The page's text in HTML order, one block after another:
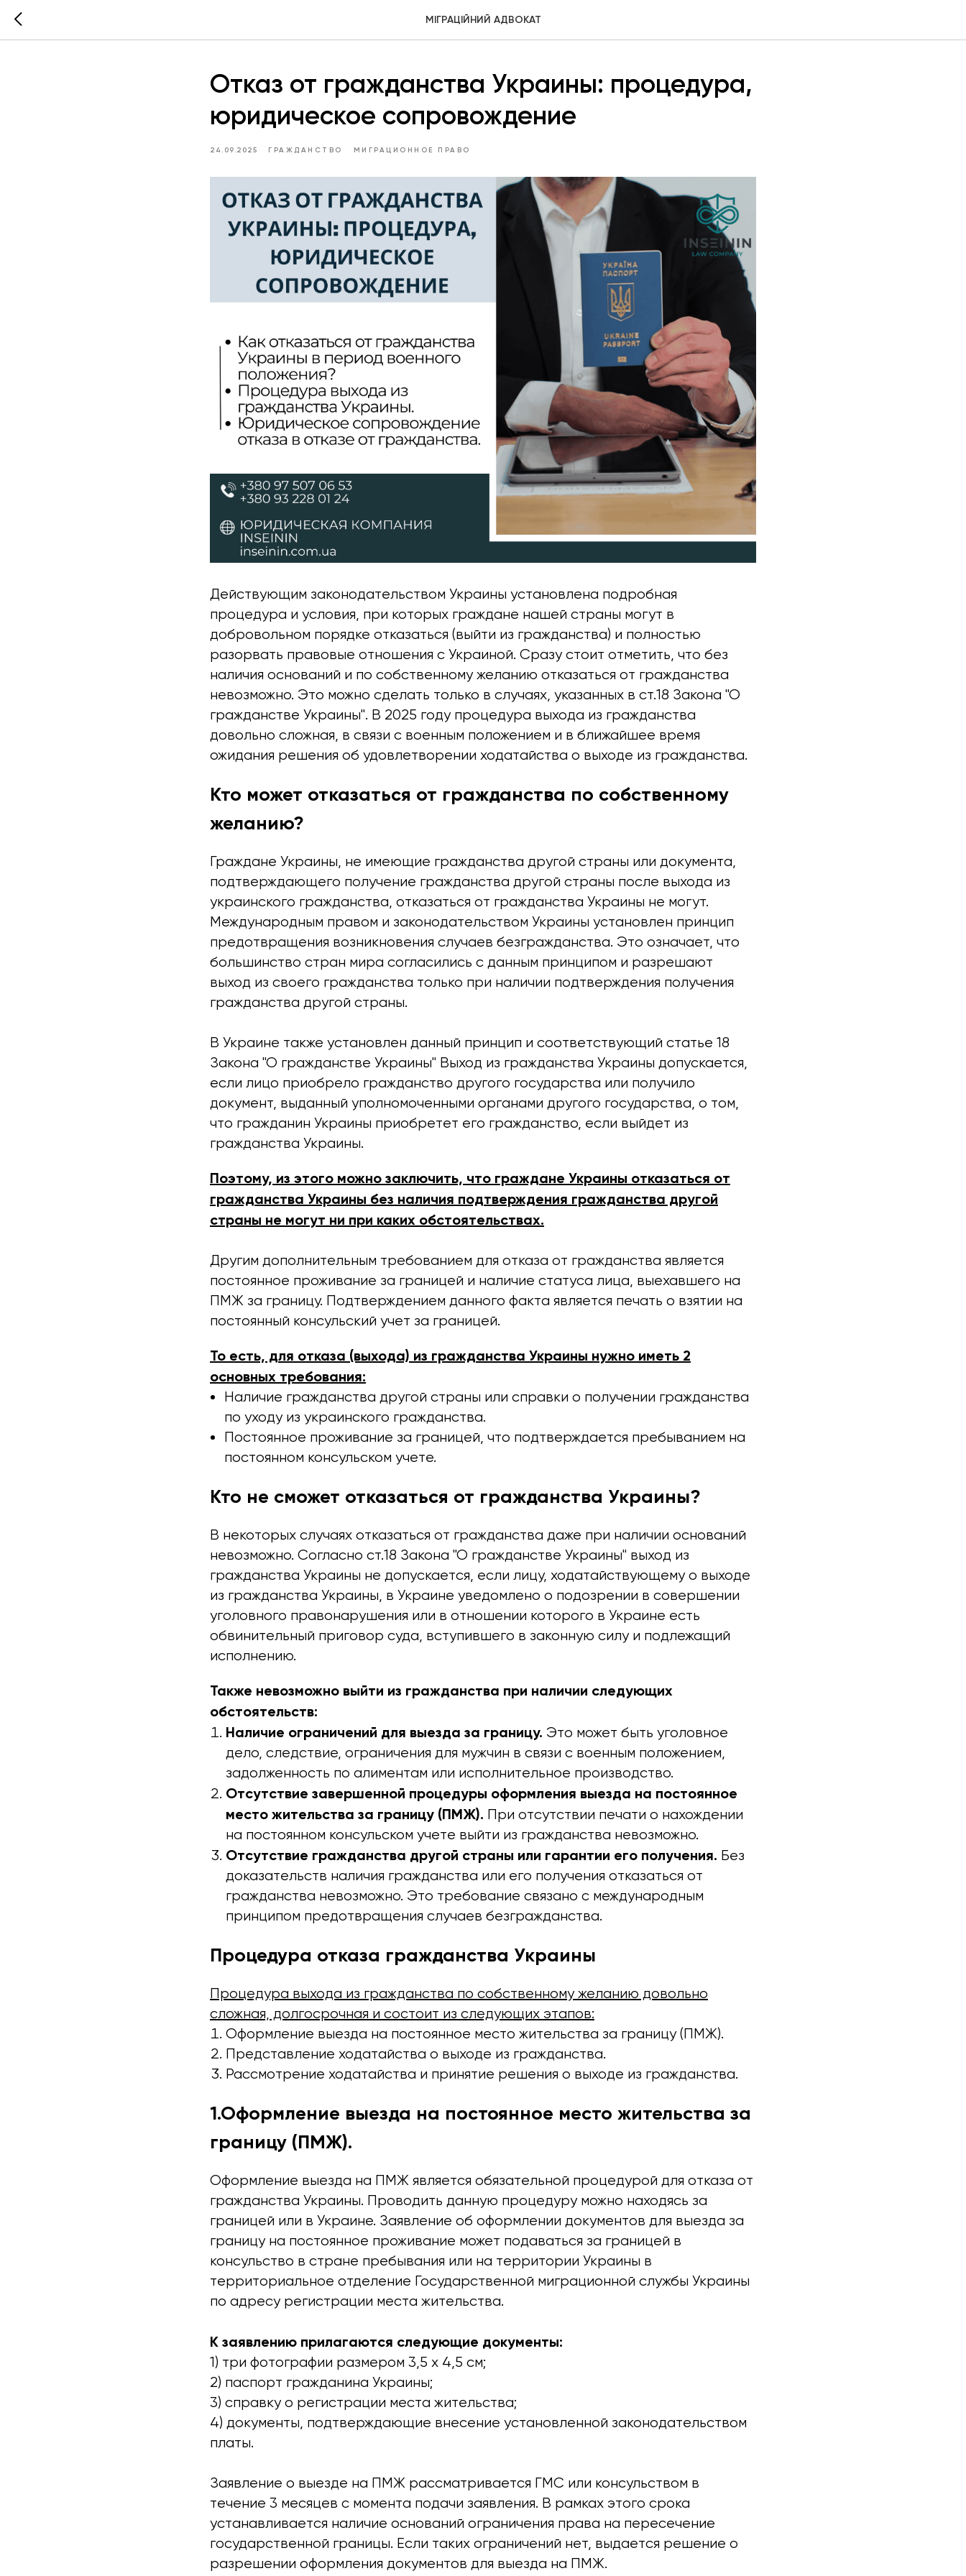
МІГРАЦІЙНИЙ АДВОКАТ
Отказ от гражданства Украины: процедура,
юридическое сопровождение
24.09.2025 ГРАЖДАНСТВО МИГРАЦИОННОЕ ПРАВО
Действующим законодательством Украины установлена ​​подробная
процедура и условия, при которых граждане нашей страны могут в
добровольном порядке отказаться (выйти из гражданства) и полностью
разорвать правовые отношения с Украиной. Сразу стоит отметить, что без
наличия оснований и по собственному желанию отказаться от гражданства
невозможно. Это можно сделать только в случаях, указанных в ст.18 Закона "О
гражданстве Украины". В 2025 году процедура выхода из гражданства
довольно сложная, в связи с военным положением и в ближайшее время
ожидания решения об удовлетворении ходатайства о выходе из гражданства.
Кто может отказаться от гражданства по собственному
желанию?
Граждане Украины, не имеющие гражданства другой страны или документа,
подтверждающего получение гражданства другой страны после выхода из
украинского гражданства, отказаться от гражданства Украины не могут.
Международным правом и законодательством Украины установлен принцип
предотвращения возникновения случаев безгражданства. Это означает, что
большинство стран мира согласились с данным принципом и разрешают
выход из своего гражданства только при наличии подтверждения получения
гражданства другой страны.
В Украине также установлен данный принцип и соответствующий статье 18
Закона "О гражданстве Украины" Выход из гражданства Украины допускается,
если лицо приобрело гражданство другого государства или получило
документ, выданный уполномоченными органами другого государства, о том,
что гражданин Украины приобретет его гражданство, если выйдет из
гражданства Украины.
Поэтому, из этого можно заключить, что граждане Украины отказаться от
гражданства Украины без наличия подтверждения гражданства другой
страны не могут ни при каких обстоятельствах.
Другим дополнительным требованием для отказа от гражданства является
постоянное проживание за границей и наличие статуса лица, выехавшего на
ПМЖ за границу. Подтверждением данного факта является печать о взятии на
постоянный консульский учет за границей.
То есть, для отказа (выхода) из гражданства Украины нужно иметь 2
основных требования:
Наличие гражданства другой страны или справки о получении гражданства
по уходу из украинского гражданства.
Постоянное проживание за границей, что подтверждается пребыванием на
постоянном консульском учете.
Кто не сможет отказаться от гражданства Украины?
В некоторых случаях отказаться от гражданства даже при наличии оснований
невозможно. Согласно ст.18 Закона "О гражданстве Украины" выход из
гражданства Украины не допускается, если лицу, ходатайствующему о выходе
из гражданства Украины, в Украине уведомлено о подозрении в совершении
уголовного правонарушения или в отношении которого в Украине есть
обвинительный приговор суда, вступившего в законную силу и подлежащий
исполнению.
Также невозможно выйти из гражданства при наличии следующих
обстоятельств:
Наличие ограничений для выезда за границу. Это может быть уголовное
дело, следствие, ограничения для мужчин в связи с военным положением,
задолженность по алиментам или исполнительное производство.
Отсутствие завершенной процедуры оформления выезда на постоянное
место жительства за границу (ПМЖ). При отсутствии печати о нахождении
на постоянном консульском учете выйти из гражданства невозможно.
Отсутствие гражданства другой страны или гарантии его получения. Без
доказательств наличия гражданства или его получения отказаться от
гражданства невозможно. Это требование связано с международным
принципом предотвращения случаев безгражданства.
Процедура отказа гражданства Украины
Процедура выхода из гражданства по собственному желанию довольно
сложная, долгосрочная и состоит из следующих этапов:
Оформление выезда на постоянное место жительства за границу (ПМЖ).
Представление ходатайства о выходе из гражданства.
Рассмотрение ходатайства и принятие решения о выходе из гражданства.
1.Оформление выезда на постоянное место жительства за
границу (ПМЖ).
Оформление выезда на ПМЖ является обязательной процедурой для отказа от
гражданства Украины. Проводить данную процедуру можно находясь за
границей или в Украине. Заявление об оформлении документов для выезда за
границу на постоянное проживание может подаваться за границей в
консульство в стране пребывания или на территории Украины в
территориальное отделение Государственной миграционной службы Украины
по адресу регистрации места жительства.
К заявлению прилагаются следующие документы:
1) три фотографии размером 3,5 х 4,5 см;
2) паспорт гражданина Украины;
3) справку о регистрации места жительства;
4) документы, подтверждающие внесение установленной законодательством
платы.
Заявление о выезде на ПМЖ рассматривается ГМС или консульством в
течение 3 месяцев с момента подачи заявления. В рамках этого срока
устанавливается наличие оснований ограничения права на пересечение
государственной границы. Если таких ограничений нет, выдается решение о
разрешении оформления документов для выезда на ПМЖ.